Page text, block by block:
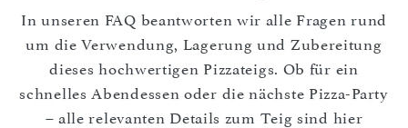
In unseren FAQ beantworten wir alle Fragen rund
um die Verwendung, Lagerung und Zubereitung
dieses hochwertigen Pizzateigs. Ob für ein
schnelles Abendessen oder die nächste Pizza-Party
– alle relevanten Details zum Teig sind hier